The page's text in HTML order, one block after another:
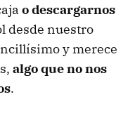
o descargarnos
desde nuestro
y merece
algo que no nos
.